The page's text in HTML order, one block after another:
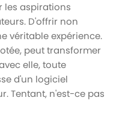
les aspirations
D'offrir non
véritable expérience.
peut transformer
elle, toute
d'un logiciel
Tentant, n'est-ce pas